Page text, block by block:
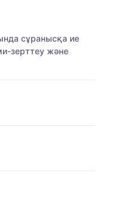
сұранысқа ие
зерттеу және